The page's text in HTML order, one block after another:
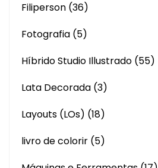
Filiperson (36)
Fotografia (5)
Híbrido Studio Illustrado (55)
Lata Decorada (3)
Layouts (LOs) (18)
livro de colorir (5)